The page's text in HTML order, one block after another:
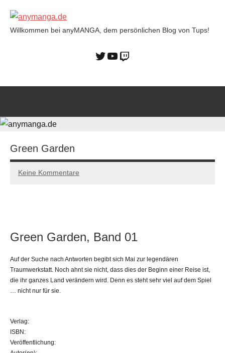
Willkommen bei anyMANGA, dem persönlichen Blog von Tups!
Green Garden
11/12/2022
Tups
Keine Kommentare
Green Garden, Band 01
Auf der Suche nach Antworten begibt sich Mai zur legendären
Traumwerkstatt. Noch ahnt sie nicht, dass dies der Beginn einer Reise ist,
die ihr ganzes Land verändern wird. Denn es steht sehr viel auf dem Spiel
… nicht nur für sie.
Verlag:
ISBN:
Veröffentlichung: